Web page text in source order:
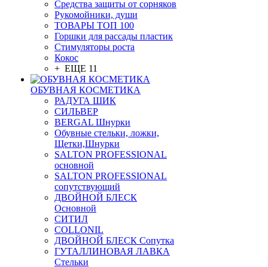
Средства защиты от сорняков
Рукомойники, души
ТОВАРЫ ТОП 100
Горшки для рассады пластик
Стимуляторы роста
Кокос
+ ЕЩЕ 11
ОБУВНАЯ КОСМЕТИКА
РАДУГА ШИК
СИЛЬВЕР
BERGAL Шнурки
Обувные стельки, ложки,
Щетки,Шнурки
SALTON PROFESSIONAL
основной
SALTON PROFESSIONAL
сопутствующий
ДВОЙНОЙ БЛЕСК
Основной
СИТИЛ
COLLONIL
ДВОЙНОЙ БЛЕСК Сопутка
ГУТАЛЛИНОВАЯ ЛАВКА
Стельки